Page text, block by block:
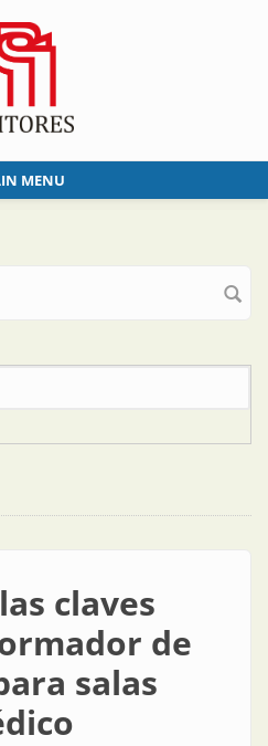
MENU
claves
de
salas